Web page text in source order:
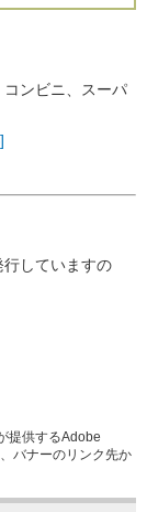
コンビニ、スーパ
行していますの
提供するAdobe
バナーのリンク先か